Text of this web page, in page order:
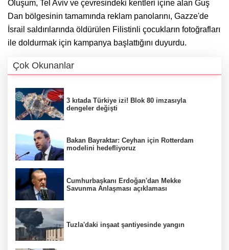
Oluşum, Tel Aviv ve çevresindeki kentleri içine alan Guş
Dan bölgesinin tamamında reklam panolarını, Gazze'de
İsrail saldırılarında öldürülen Filistinli çocukların fotoğrafları
ile doldurmak için kampanya başlattığını duyurdu.
Çok Okunanlar
3 kıtada Türkiye izi! Blok 80 imzasıyla
dengeler değişti
Bakan Bayraktar: Ceyhan için Rotterdam
modelini hedefliyoruz
Cumhurbaşkanı Erdoğan'dan Mekke
Savunma Anlaşması açıklaması
Tuzla'daki inşaat şantiyesinde yangın